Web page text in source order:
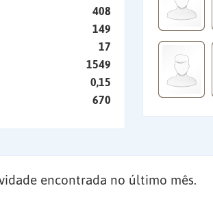
408
149
17
1549
0,15
670
encontrada no último mês.